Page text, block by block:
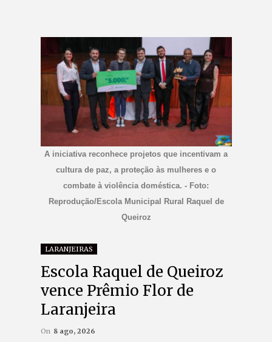
A iniciativa reconhece projetos que incentivam a
cultura de paz, a proteção às mulheres e o
combate à violência doméstica. - Foto:
Reprodução/Escola Municipal Rural Raquel de
Queiroz
LARANJEIRAS
Escola Raquel de Queiroz
vence Prêmio Flor de
Laranjeira
On 8 ago, 2026